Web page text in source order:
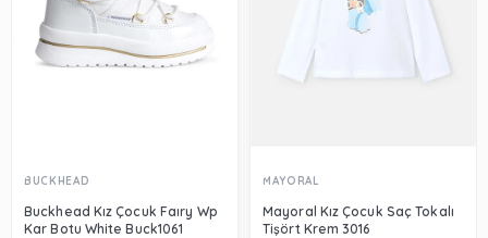
BUCKHEAD
Buckhead Kız Çocuk Faıry Wp
Kar Botu White Buck1061
MAYORAL
Mayoral Kız Çocuk Saç Tokalı
Tişört Krem 3016